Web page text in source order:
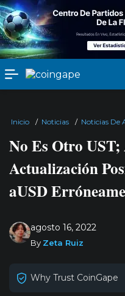
Inicio / Noticias / Noticias De
No Es Otro
Actualización
aUSD
agosto 16, 2022
By Zeta Ruiz
Why Trust CoinGape